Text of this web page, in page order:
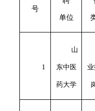
号
单位
1
山
东中医
药大学